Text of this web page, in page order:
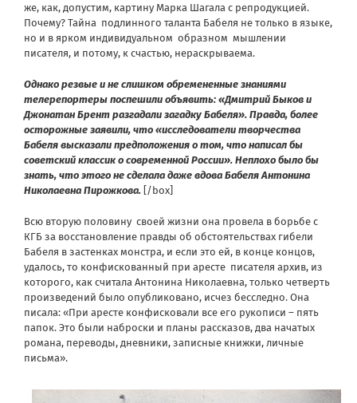
же, как, допустим, картину Марка Шагала с репродукцией.
Почему? Тайна подлинного таланта Бабеля не только в языке,
но и в ярком индивидуальном образном мышлении
писателя, и потому, к счастью, нераскрываема.
Однако резвые и не слишком обремененные знаниями
телерепортеры поспешили объявить: «Дмитрий Быков и
Джонатан Брент разгадали загадку Бабеля». Правда, более
осторожные заявили, что «исследователи творчества
Бабеля высказали предположения о том, что написал бы
советский классик о современной России». Неплохо было бы
знать, что этого не сделала даже вдова Бабеля Антонина
Николаевна Пирожкова. [/box]
Всю вторую половину своей жизни она провела в борьбе с
КГБ за восстановление правды об обстоятельствах гибели
Бабеля в застенках монстра, и если это ей, в конце концов,
удалось, то конфискованный при аресте писателя архив, из
которого, как считала Антонина Николаевна, только четверть
произведений было опубликовано, исчез бесследно. Она
писала: «При аресте конфисковали все его рукописи – пять
папок. Это были наброски и планы рассказов, два начатых
романа, переводы, дневники, записные книжки, личные
письма».